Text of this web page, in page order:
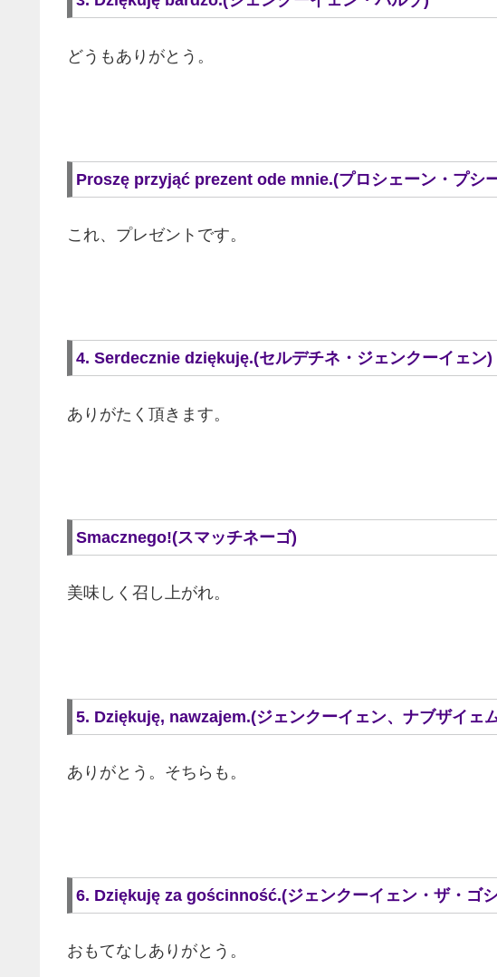
どうもありがとう。
Proszę przyjąć prezent ode mnie.(プロシェーン・プシ
これ、プレゼントです。
4. Serdecznie dziękuję.(セルデチネ・ジェンクーイェン)
ありがたく頂きます。
Smacznego!(スマッチネーゴ)
美味しく召し上がれ。
5. Dziękuję, nawzajem.(ジェンクーイェン、ナブザイェ
ありがとう。そちらも。
6. Dziękuję za gościnność.(ジェンクーイェン・ザ・ゴ
おもてなしありがとう。